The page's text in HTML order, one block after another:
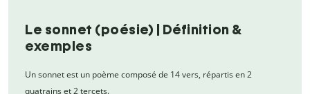
Le sonnet (poésie) | Définition &
exemples
Un sonnet est un poème composé de 14 vers, répartis en 2
quatrains et 2 tercets.